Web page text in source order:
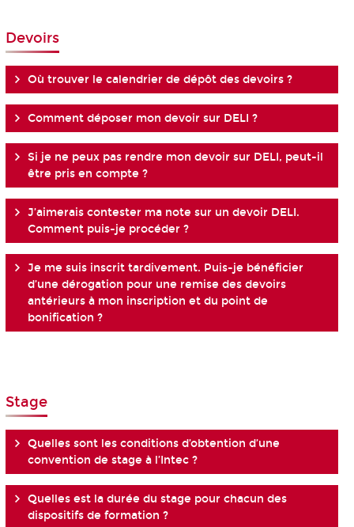
Devoirs
Où trouver le calendrier de dépôt des devoirs ?
Comment déposer mon devoir sur DELI ?
Si je ne peux pas rendre mon devoir sur DELI, peut-il
être pris en compte ?
J’aimerais contester ma note sur un devoir DELI.
Comment puis-je procéder ?
Je me suis inscrit tardivement. Puis-je bénéficier
d’une dérogation pour une remise des devoirs
antérieurs à mon inscription et du point de
bonification ?
Stage
Quelles sont les conditions d’obtention d’une
convention de stage à l’Intec ?
Quelles est la durée du stage pour chacun des
dispositifs de formation ?